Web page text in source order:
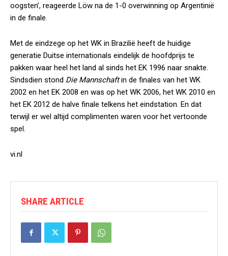
oogsten’, reageerde Löw na de 1-0 overwinning op Argentinië
in de finale.
Met de eindzege op het WK in Brazilië heeft de huidige
generatie Duitse internationals eindelijk de hoofdprijs te
pakken waar heel het land al sinds het EK 1996 naar snakte.
Sindsdien stond Die Mannschaftin de finales van het WK
2002 en het EK 2008 en was op het WK 2006, het WK 2010 en
het EK 2012 de halve finale telkens het eindstation. En dat
terwijl er wel altijd complimenten waren voor het vertoonde
spel.
vi.nl
SHARE ARTICLE